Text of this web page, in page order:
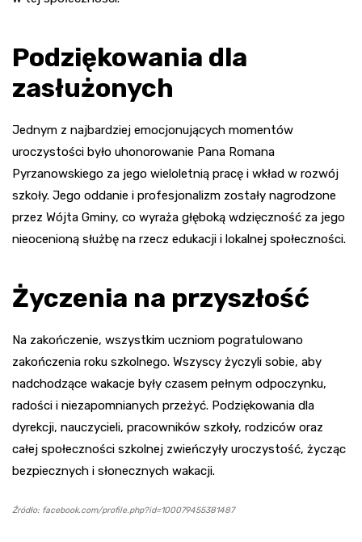
Podziękowania dla
zasłużonych
Jednym z najbardziej emocjonujących momentów
uroczystości było uhonorowanie Pana Romana
Pyrzanowskiego za jego wieloletnią pracę i wkład w rozwój
szkoły. Jego oddanie i profesjonalizm zostały nagrodzone
przez Wójta Gminy, co wyraża głęboką wdzięczność za jego
nieocenioną służbę na rzecz edukacji i lokalnej społeczności.
Życzenia na przyszłość
Na zakończenie, wszystkim uczniom pogratulowano
zakończenia roku szkolnego. Wszyscy życzyli sobie, aby
nadchodzące wakacje były czasem pełnym odpoczynku,
radości i niezapomnianych przeżyć. Podziękowania dla
dyrekcji, nauczycieli, pracowników szkoły, rodziców oraz
całej społeczności szkolnej zwieńczyły uroczystość, życząc
bezpiecznych i słonecznych wakacji.
Źródło: facebook.com/profile.php?id=100079455381487